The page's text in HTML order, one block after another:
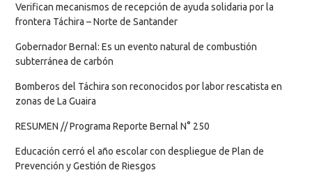
Verifican mecanismos de recepción de ayuda solidaria por la
frontera Táchira – Norte de Santander
Gobernador Bernal: Es un evento natural de combustión
subterránea de carbón
Bomberos del Táchira son reconocidos por labor rescatista en
zonas de La Guaira
RESUMEN // Programa Reporte Bernal N° 250
Educación cerró el año escolar con despliegue de Plan de
Prevención y Gestión de Riesgos